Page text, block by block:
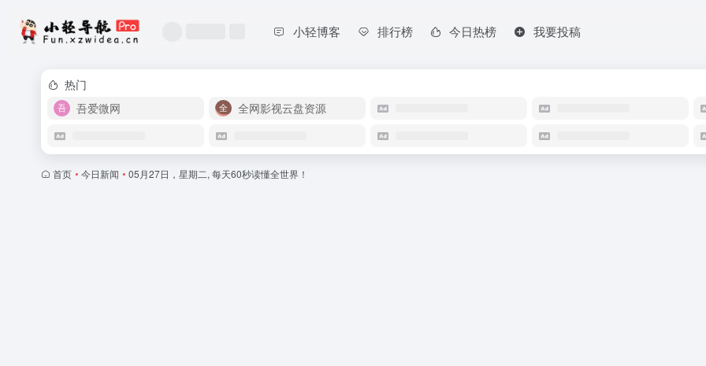
小轻博客 排行榜 今日热榜 我要投稿
热门
吾爱微网
全网影视云盘资源
首页 • 今日新闻 • 05月27日，星期二, 每天60秒读懂全世界！